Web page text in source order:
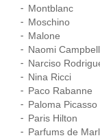
Montblanc
Moschino
Malone
Naomi Campbell
Narciso
Nina Ricci
Paco Rabanne
Paloma Picasso
Paris Hilton
Parfums de